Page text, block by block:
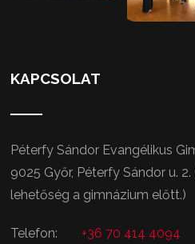
KAPCSOLAT
Péterfy Sándor Evangélikus
9025 Győr, Péterfy Sándor u.
lehetőség a gimnázium előtt.)
Telefon:
+36 70 414 4094